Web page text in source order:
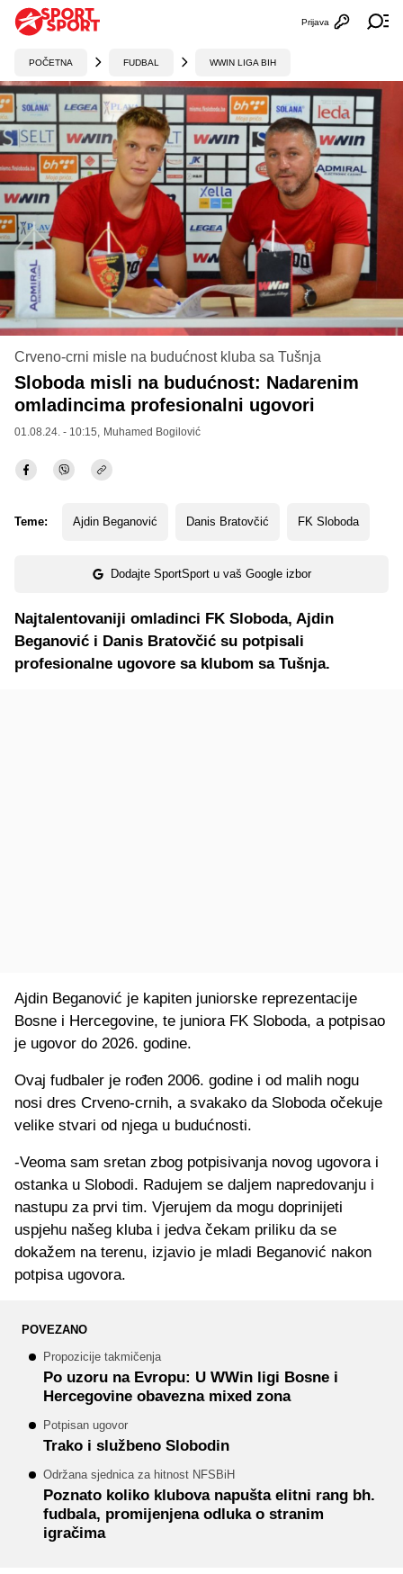
Otvori
Prijava
POČETNA FUDBAL WWIN LIGA BIH
Crveno-crni misle na budućnost kluba sa Tušnja
Sloboda misli na budućnost: Nadarenim
omladincima profesionalni ugovori
01.08.24. - 10:15, Muhamed Bogilović
Teme: Ajdin Beganović Danis Bratovčić FK Sloboda
Dodajte SportSport u vaš Google izbor
Najtalentovaniji omladinci FK Sloboda, Ajdin
Beganović i Danis Bratovčić su potpisali
profesionalne ugovore sa klubom sa Tušnja.
Ajdin Beganović je kapiten juniorske reprezentacije
Bosne i Hercegovine, te juniora FK Sloboda, a potpisao
je ugovor do 2026. godine.
Ovaj fudbaler je rođen 2006. godine i od malih nogu
nosi dres Crveno-crnih, a svakako da Sloboda očekuje
velike stvari od njega u budućnosti.
-Veoma sam sretan zbog potpisivanja novog ugovora i
ostanka u Slobodi. Radujem se daljem napredovanju i
nastupu za prvi tim. Vjerujem da mogu doprinijeti
uspjehu našeg kluba i jedva čekam priliku da se
dokažem na terenu, izjavio je mladi Beganović nakon
potpisa ugovora.
POVEZANO
Propozicije takmičenja
Po uzoru na Evropu: U WWin ligi Bosne i
Hercegovine obavezna mixed zona
Potpisan ugovor
Trako i službeno Slobodin
Održana sjednica za hitnost NFSBiH
Poznato koliko klubova napušta elitni rang bh.
fudbala, promijenjena odluka o stranim
igračima